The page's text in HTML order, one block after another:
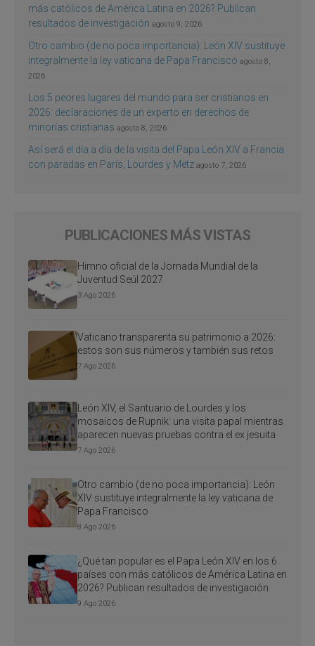
más católicos de América Latina en 2026? Publican
resultados de investigación agosto 9, 2026
Otro cambio (de no poca importancia): León XIV sustituye
integralmente la ley vaticana de Papa Francisco agosto 8,
2026
Los 5 peores lugares del mundo para ser cristianos en
2026: declaraciones de un experto en derechos de
minorías cristianas agosto 8, 2026
Así será el día a día de la visita del Papa León XIV a Francia
con paradas en París, Lourdes y Metz agosto 7, 2026
PUBLICACIONES MÁS VISTAS
Himno oficial de la Jornada Mundial de la
Juventud Seúl 2027
3 Ago 2026
Vaticano transparenta su patrimonio a 2026:
estos son sus números y también sus retos
7 Ago 2026
León XIV, el Santuario de Lourdes y los
mosaicos de Rupnik: una visita papal mientras
aparecen nuevas pruebas contra el ex jesuita
7 Ago 2026
Otro cambio (de no poca importancia): León
XIV sustituye integralmente la ley vaticana de
Papa Francisco
8 Ago 2026
¿Qué tan popular es el Papa León XIV en los 6
países con más católicos de América Latina en
2026? Publican resultados de investigación
9 Ago 2026